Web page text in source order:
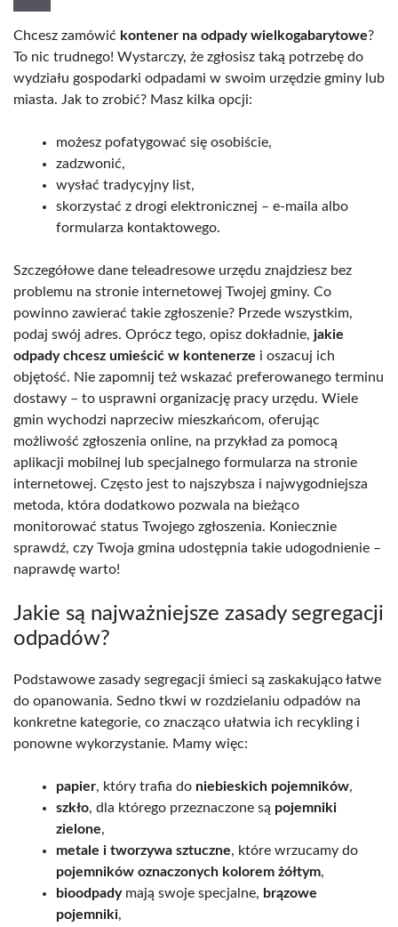
Chcesz zamówić kontener na odpady wielkogabarytowe?
To nic trudnego! Wystarczy, że zgłosisz taką potrzebę do
wydziału gospodarki odpadami w swoim urzędzie gminy lub
miasta. Jak to zrobić? Masz kilka opcji:
możesz pofatygować się osobiście,
zadzwonić,
wysłać tradycyjny list,
skorzystać z drogi elektronicznej – e-maila albo
formularza kontaktowego.
Szczegółowe dane teleadresowe urzędu znajdziesz bez
problemu na stronie internetowej Twojej gminy. Co
powinno zawierać takie zgłoszenie? Przede wszystkim,
podaj swój adres. Oprócz tego, opisz dokładnie, jakie
odpady chcesz umieścić w kontenerze i oszacuj ich
objętość. Nie zapomnij też wskazać preferowanego terminu
dostawy – to usprawni organizację pracy urzędu. Wiele
gmin wychodzi naprzeciw mieszkańcom, oferując
możliwość zgłoszenia online, na przykład za pomocą
aplikacji mobilnej lub specjalnego formularza na stronie
internetowej. Często jest to najszybsza i najwygodniejsza
metoda, która dodatkowo pozwala na bieżąco
monitorować status Twojego zgłoszenia. Koniecznie
sprawdź, czy Twoja gmina udostępnia takie udogodnienie –
naprawdę warto!
Jakie są najważniejsze zasady segregacji
odpadów?
Podstawowe zasady segregacji śmieci są zaskakująco łatwe
do opanowania. Sedno tkwi w rozdzielaniu odpadów na
konkretne kategorie, co znacząco ułatwia ich recykling i
ponowne wykorzystanie. Mamy więc:
papier, który trafia do niebieskich pojemników,
szkło, dla którego przeznaczone są pojemniki
zielone,
metale i tworzywa sztuczne, które wrzucamy do
pojemników oznaczonych kolorem żółtym,
bioodpadymają swoje specjalne, brązowe
pojemniki,